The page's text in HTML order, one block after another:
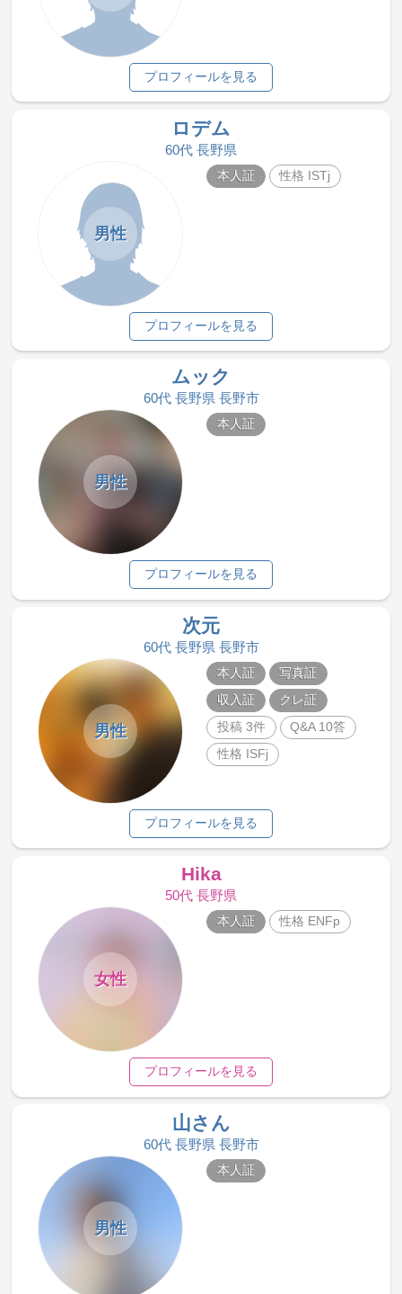
プロフィールを見る
ロデム
60代 長野県
男性
本人証 性格 ISTj
プロフィールを見る
ムック
60代 長野県 長野市
男性
本人証
プロフィールを見る
次元
60代 長野県 長野市
男性
本人証
写真証
収入証
クレ証
投稿 3件
Q&A 10答
性格 ISFj
プロフィールを見る
Hika
50代 長野県
女性
本人証 性格 ENFp
プロフィールを見る
山さん
60代 長野県 長野市
男性
本人証